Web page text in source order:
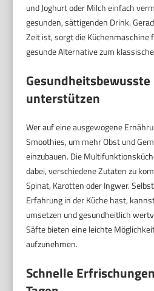
und Joghurt oder Milch einfach
gesunden, sättigenden Drink.
Zeit ist, sorgt die Küchenmaschine
gesunde Alternative zum
unterstützen
Wer auf eine ausgewogene
Smoothies, um mehr Obst und
einzubauen. Die
dabei, verschiedene Zutaten zu
Spinat, Karotten oder Ingwer.
Erfahrung in der Küche hast,
umsetzen und gesundheitlich
Säfte bieten eine leichte
aufzunehmen.
Schnelle